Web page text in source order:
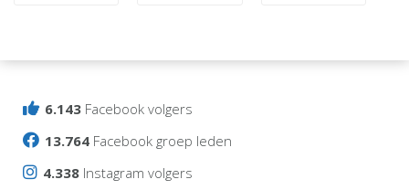
6.143 Facebook volgers
13.764 Facebook groep leden
4.338 Instagram volgers